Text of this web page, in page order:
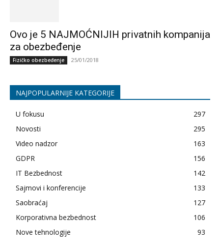
Ovo je 5 NAJMOĆNIJIH privatnih kompanija
za obezbeđenje
Fizičko obezbeđenje 25/01/2018
NAJPOPULARNIJE KATEGORIJE
U fokusu
297
Novosti
295
Video nadzor
163
GDPR
156
IT Bezbednost
142
Sajmovi i konferencije
133
Saobraćaj
127
Korporativna bezbednost
106
Nove tehnologije
93